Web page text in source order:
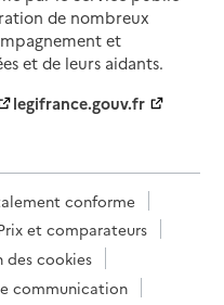
de nombreux
et
et de leurs aidants.
legifrance.gouv.fr
conforme
et comparateurs
des cookies
communication